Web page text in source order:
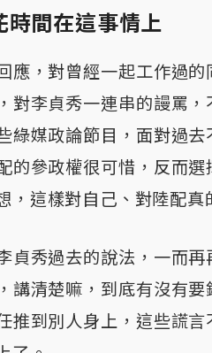
時間在這事情上
應，對曾經一起工作過
對李貞秀一連串的謾罵
綠媒政論節目，面對過去
的參政權很可惜，反而
，這樣對自己、對陸配真
貞秀過去的說法，一而
講清楚嘛，到底有沒有
推到別人身上，這些謊